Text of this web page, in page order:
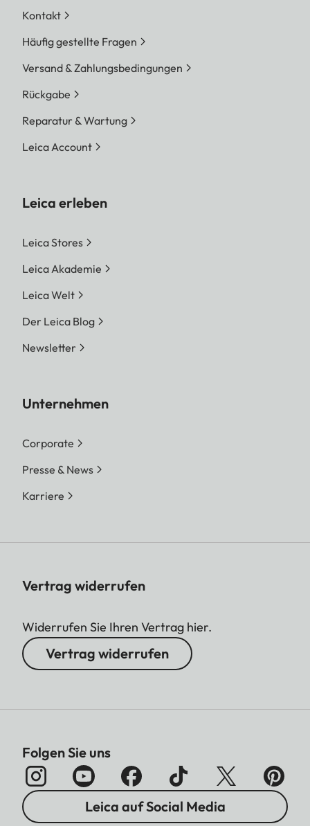
Kontakt
Häufig gestellte Fragen
Versand & Zahlungsbedingungen
Rückgabe
Reparatur & Wartung
Leica Account
Leica erleben
Leica Stores
Leica Akademie
Leica Welt
Der Leica Blog
Newsletter
Unternehmen
Corporate
Presse & News
Karriere
Vertrag widerrufen
Widerrufen Sie Ihren Vertrag hier.
Vertrag widerrufen
Folgen Sie uns
Leica auf Social Media